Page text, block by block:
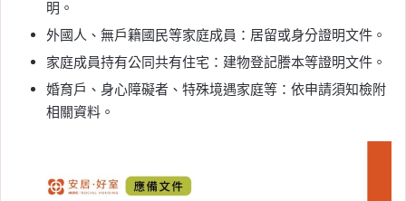
明。
外國人、無戶籍國民等家庭成員：居留或身分證明文件。
家庭成員持有公同共有住宅：建物登記謄本等證明文件。
婚育戶、身心障礙者、特殊境遇家庭等：依申請須知檢附
相關資料。